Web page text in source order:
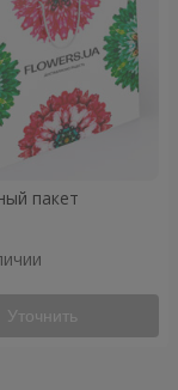
пакет
Уточнить